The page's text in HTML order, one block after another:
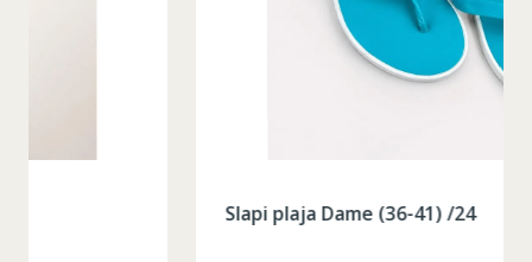
Slapi plaja Dame (36-41) /24